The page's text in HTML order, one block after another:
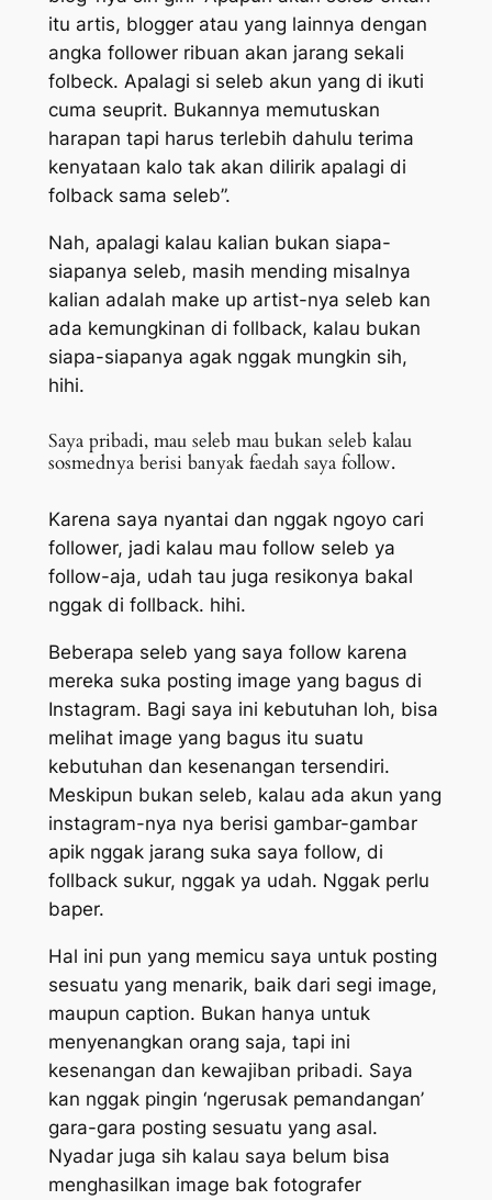
itu artis, blogger atau yang lainnya dengan
angka follower ribuan akan jarang sekali
folbeck. Apalagi si seleb akun yang di ikuti
cuma seuprit. Bukannya memutuskan
harapan tapi harus terlebih dahulu terima
kenyataan kalo tak akan dilirik apalagi di
folback sama seleb”.
Nah, apalagi kalau kalian bukan siapa-
siapanya seleb, masih mending misalnya
kalian adalah make up artist-nya seleb kan
ada kemungkinan di follback, kalau bukan
siapa-siapanya agak nggak mungkin sih,
hihi.
Saya pribadi, mau seleb mau bukan seleb kalau
sosmednya berisi banyak faedah saya follow.
Karena saya nyantai dan nggak ngoyocari
follower, jadi kalau mau follow seleb ya
follow-aja, udah tau juga resikonya bakal
nggak di follback. hihi.
Beberapa seleb yang saya follow karena
mereka suka posting image yang bagus di
Instagram. Bagi saya ini kebutuhan loh, bisa
melihat image yang bagus itu suatu
kebutuhan dan kesenangan tersendiri.
Meskipun bukan seleb, kalau ada akun yang
instagram-nya nya berisi gambar-gambar
apik nggak jarang suka saya follow, di
follback sukur, nggak ya udah. Nggak perlu
baper.
Hal ini pun yang memicu saya untuk posting
sesuatu yang menarik, baik dari segi image,
maupun caption. Bukan hanya untuk
menyenangkan orang saja, tapi ini
kesenangan dan kewajiban pribadi. Saya
kan nggak pingin ‘ngerusak pemandangan’
gara-gara posting sesuatu yang asal.
Nyadar juga sih kalau saya belum bisa
menghasilkan image bak fotografer